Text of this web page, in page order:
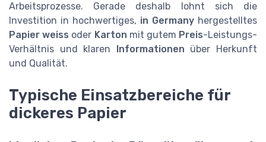
Arbeitsprozesse. Gerade deshalb lohnt sich die
Investition in hochwertiges, in Germany hergestelltes
Papier weiss oder Karton mit gutem Preis-Leistungs-
Verhältnis und klaren Informationen über Herkunft
und Qualität.
Typische Einsatzbereiche für
dickeres Papier